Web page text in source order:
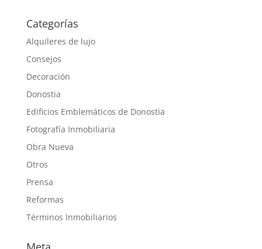
Categorías
Alquileres de lujo
Consejos
Decoración
Donostia
Edificios Emblemáticos de Donostia
Fotografía Inmobiliaria
Obra Nueva
Otros
Prensa
Reformas
Términos Inmobiliarios